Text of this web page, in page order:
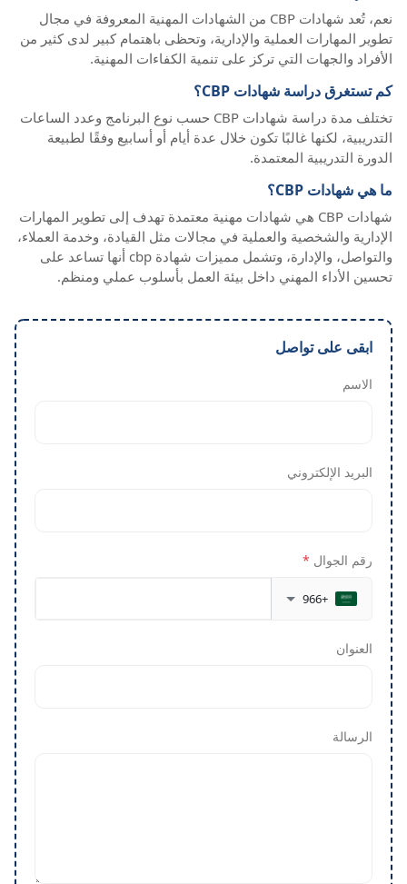
نعم، تُعد شهادات CBP من الشهادات المهنية المعروفة في مجال
تطوير المهارات العملية والإدارية، وتحظى باهتمام كبير لدى كثير من
الأفراد والجهات التي تركز على تنمية الكفاءات المهنية.
كم تستغرق دراسة شهادات CBP؟
تختلف مدة دراسة شهادات CBP حسب نوع البرنامج وعدد الساعات
التدريبية، لكنها غالبًا تكون خلال عدة أيام أو أسابيع وفقًا لطبيعة
الدورة التدريبية المعتمدة.
ما هي شهادات CBP؟
شهادات CBP هي شهادات مهنية معتمدة تهدف إلى تطوير المهارات
الإدارية والشخصية والعملية في مجالات مثل القيادة، وخدمة العملاء،
والتواصل، والإدارة، وتشمل مميزات شهادة cbp أنها تساعد على
تحسين الأداء المهني داخل بيئة العمل بأسلوب عملي ومنظم.
ابقى على تواصل
الاسم
البريد الإلكتروني
رقم الجوال *
+966
العنوان
الرسالة